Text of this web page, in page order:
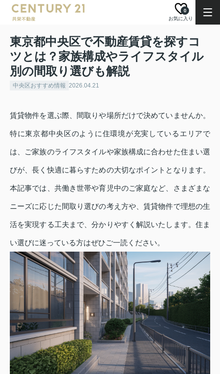
お気に入り
0
東京都中央区で不動産賃貸を探すコ
ツとは？家族構成やライフスタイル
別の間取り選びも解説
中央区おすすめ情報 2026.04.21
賃貸物件を選ぶ際、間取りや場所だけで決めていませんか。
特に東京都中央区のように住環境が充実しているエリアで
は、ご家族のライフスタイルや家族構成に合わせた住まい選
びが、長く快適に暮らすための大切なポイントとなります。
本記事では、共働き世帯や育児中のご家庭など、さまざまな
ニーズに応じた間取り選びの考え方や、賃貸物件で理想の生
活を実現する工夫まで、分かりやすく解説いたします。住ま
い選びに迷っている方はぜひご一読ください。